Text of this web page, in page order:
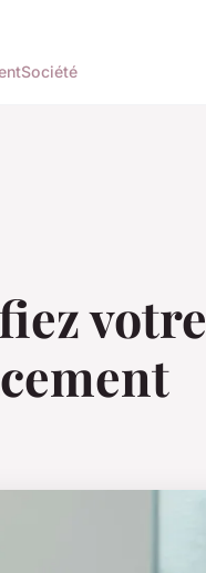
Société
votre